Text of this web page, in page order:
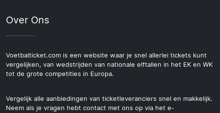
Over Ons
Voetbalticket.com is een website waar je snel allerlei tickets kunt
vergelijken, van wedstrijden van nationale elftallen in het EK en WK
tot de grote competities in Europa.
Vergelijk alle aanbiedingen van ticketleveranciers snel en makkelijk.
Neem als je vragen hebt contact met ons op via het e-